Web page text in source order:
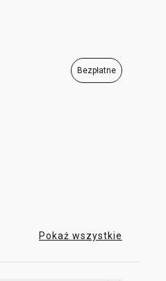
Bezpłatne
Pokaż wszystkie